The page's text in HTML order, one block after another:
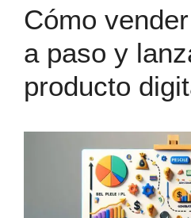
Cómo
a paso y
producto